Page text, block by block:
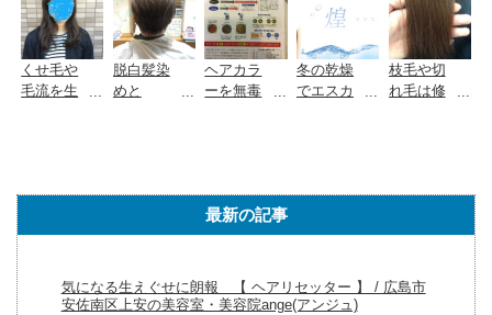
佐南区上
安の美容
室・美容
院ange(ア
ンジュ)
くせ毛や
毛流を生
目指そ
広島市...
脱白髪染
めと
室・美容
ン...
ヘアカラ
ーを無毒
佐南区上
安の美
容...
冬の乾燥
でエスカ
方に！...
枝毛や切
れ毛は修
て！ /
佐...
最新の記事
気になる生えぐせに朗報 【 ヘアリセッター 】 / 広島市
安佐南区上安の美容室・美容院ange(アンジュ)